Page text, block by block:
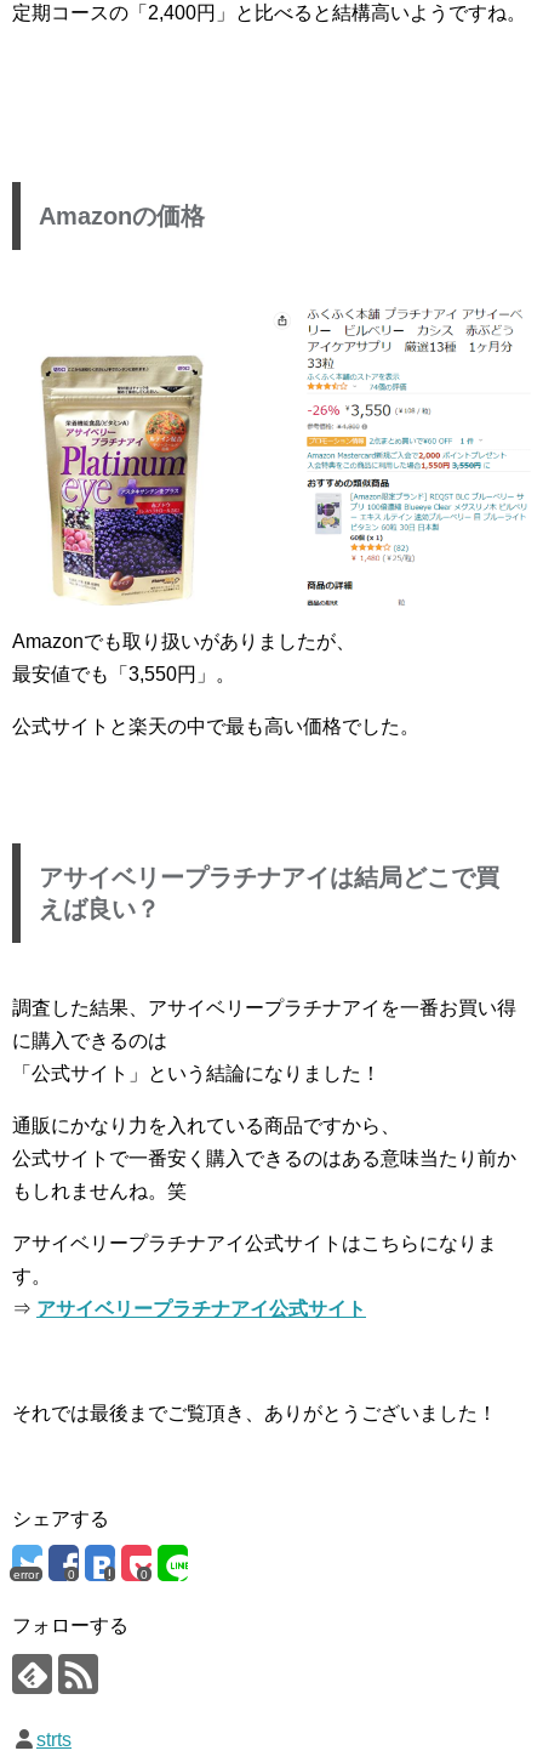
定期コースの「2,400円」と比べると結構高いようですね。
Amazonの価格
Amazonでも取り扱いがありましたが、
最安値でも「3,550円」。
公式サイトと楽天の中で最も高い価格でした。
アサイベリープラチナアイは結局どこで買
えば良い？
調査した結果、アサイベリープラチナアイを一番お買い得
に購入できるのは
「公式サイト」という結論になりました！
通販にかなり力を入れている商品ですから、
公式サイトで一番安く購入できるのはある意味当たり前か
もしれませんね。笑
アサイベリープラチナアイ公式サイトはこちらになりま
す。
⇒ アサイベリープラチナアイ公式サイト
それでは最後までご覧頂き、ありがとうございました！
シェアする
error 0 0
フォローする
strts